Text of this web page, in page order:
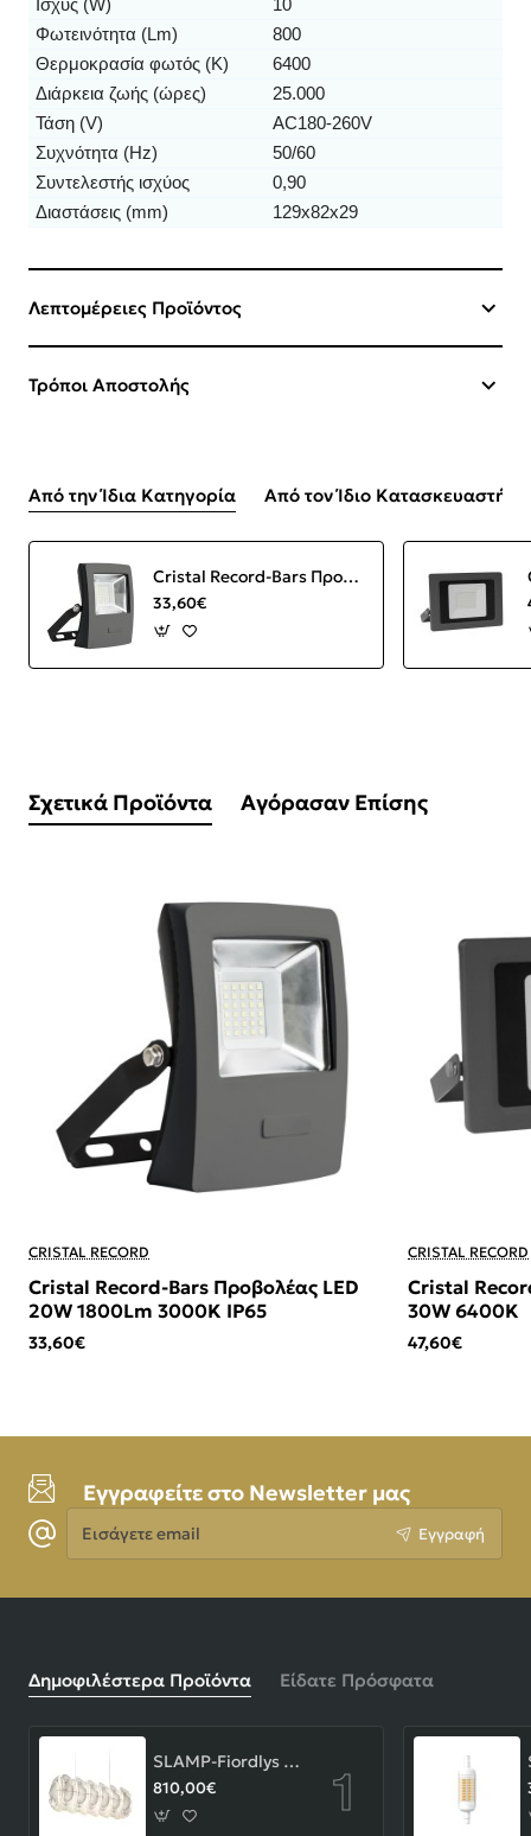
Ισχύς (W)
10
Φωτεινότητα (Lm)
800
Θερμοκρασία φωτός (K)
6400
Διάρκεια ζωής (ώρες)
25.000
Τάση (V)
AC180-260V
Συχνότητα (Hz)
50/60
Συντελεστής ισχύος
0,90
Διαστάσεις (mm)
129x82x29
Λεπτομέρειες Προϊόντος
Τρόποι Αποστολής
Από την Ίδια Κατηγορία Από τον Ίδιο Κατασκευαστή
Cristal Record-Bars Προβολέας LED 20W 1800Lm 3000K IP65
33,60€
Σχετικά Προϊόντα Αγόρασαν Επίσης
CRISTAL RECORD
Cristal Record-Bars Προβολέας LED
20W 1800Lm 3000K IP65
33,60€
CRISTAL RECORD
Cristal
30W 6400K
47,60€
Εγγραφείτε στο Newsletter μας
Εισάγετε
email
Εγγραφή
Δημοφιλέστερα Προϊόντα Είδατε Πρόσφατα
SLAMP-Fiordlys Linear Φωτιστικό Κρεμαστό 90x26x33cm White ΚΩΔ.-FRDSXXLWHT01T00LINEU
810,00€